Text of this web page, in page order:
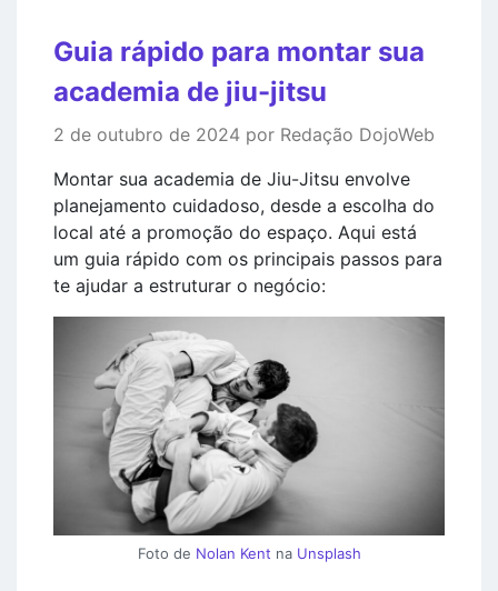
Guia rápido para montar sua
academia de jiu-jitsu
2 de outubro de 2024 por Redação DojoWeb
Montar sua academia de Jiu-Jitsu envolve
planejamento cuidadoso, desde a escolha do
local até a promoção do espaço. Aqui está
um guia rápido com os principais passos para
te ajudar a estruturar o negócio:
Foto de Nolan Kent na Unsplash